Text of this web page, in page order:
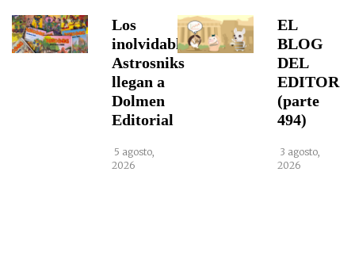
Los
inolvidables
Astrosniks
llegan a
Dolmen
Editorial
5 agosto,
2026
EL
BLOG
DEL
EDITOR
(parte
494)
3 agosto,
2026